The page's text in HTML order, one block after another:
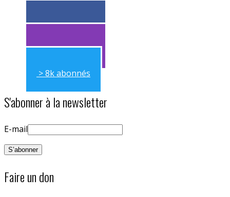
> 11k abonnés
> 11k abonnés
> 8k abonnés
S'abonner à la newsletter
E-mail
Faire un don